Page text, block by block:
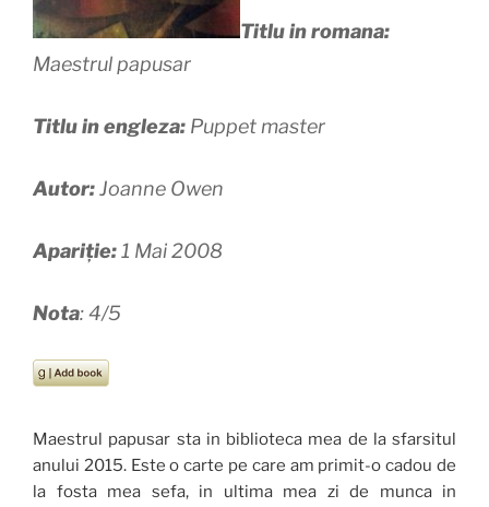
Titlu in romana:
Maestrul papusar
Titlu in engleza: Puppet master
Autor:Joanne Owen
Apariție:1 Mai 2008
Nota: 4/5
Maestrul papusar sta in biblioteca mea de la sfarsitul
anului 2015. Este o carte pe care am primit-o cadou de
la fosta mea sefa, in ultima mea zi de munca in